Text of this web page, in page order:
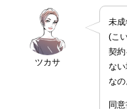
ツカサ
未
(こ
契
な
なの
同